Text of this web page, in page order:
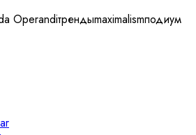
Operandiтрендыmaximalismподиум